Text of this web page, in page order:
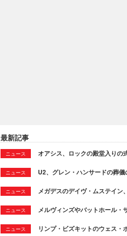
最新記事
ニュース オアシス、ロックの殿堂入りの
ニュース U2、グレン・ハンサードの葬
ニュース メガデスのデイヴ・ムステイ
ニュース メルヴィンズやバットホール・
ニュース リンプ・ビズキットのウェス・